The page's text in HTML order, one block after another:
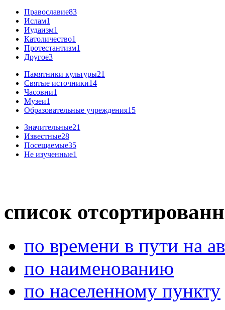
Православие83
Ислам1
Иудаизм1
Католичество1
Протестантизм1
Другое3
Памятники культуры21
Святые источники14
Часовни1
Музеи1
Образовательные учреждения15
Значительные21
Известные28
Посещаемые35
Не изученные1
список
по времени в пути на
по наименованию
по населенному пункту